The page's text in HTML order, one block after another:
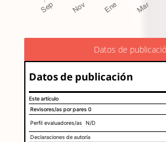
Datos de
Datos de publicación
Este artículo
Revisores/as por pares0
Perfil evaluadores/as N/D
Declaraciones de autoría